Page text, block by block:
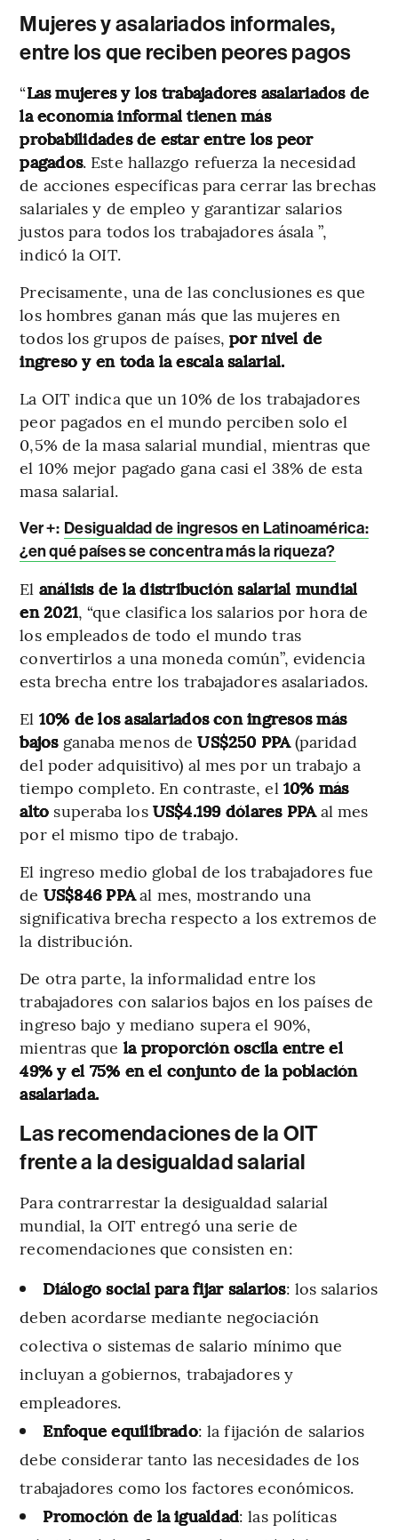
Mujeres y asalariados informales,
entre los que reciben peores pagos
“Las mujeres y los trabajadores asalariados de
la economía informal tienen más
probabilidades de estar entre los peor
pagados. Este hallazgo refuerza la necesidad
de acciones específicas para cerrar las brechas
salariales y de empleo y garantizar salarios
justos para todos los trabajadores ásala ”,
indicó la OIT.
Precisamente, una de las conclusiones es que
los hombres ganan más que las mujeres en
todos los grupos de países,por nivel de
ingreso y en toda la escala salarial.
La OIT indica que un 10% de los trabajadores
peor pagados en el mundo perciben solo el
0,5% de la masa salarial mundial, mientras que
el 10% mejor pagado gana casi el 38% de esta
masa salarial.
Ver +: Desigualdad de ingresos en Latinoamérica:
¿en qué países se concentra más la riqueza?
El análisis de la distribución salarial mundial
en 2021, “que clasifica los salarios por hora de
los empleados de todo el mundo tras
convertirlos a una moneda común”, evidencia
esta brecha entre los trabajadores asalariados.
El 10% de los asalariados con ingresos más
bajosganaba menos deUS$250 PPA(paridad
del poder adquisitivo) al mes por un trabajo a
tiempo completo. En contraste, el 10% más
alto superaba los US$4.199 dólares PPAal mes
por el mismo tipo de trabajo.
El ingreso medio global de los trabajadores fue
de US$846 PPAal mes, mostrando una
significativa brecha respecto a los extremos de
la distribución.
De otra parte, la informalidad entre los
trabajadores con salarios bajos en los países de
ingreso bajo y mediano supera el 90%,
mientras que la proporción oscila entre el
49% y el 75% en el conjunto de la población
asalariada.
Las recomendaciones de la OIT
frente a la desigualdad salarial
Para contrarrestar la desigualdad salarial
mundial, la OIT entregó una serie de
recomendaciones que consisten en:
Diálogo social para fijar salarios: los salarios
deben acordarse mediante negociación
colectiva o sistemas de salario mínimo que
incluyan a gobiernos, trabajadores y
empleadores.
Enfoque equilibrado: la fijación de salarios
debe considerar tanto las necesidades de los
trabajadores como los factores económicos.
Promoción de la igualdad: las políticas